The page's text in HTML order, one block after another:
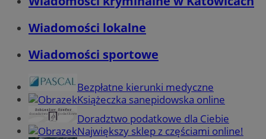
Wiadomości lokalne
Wiadomości sportowe
Bezpłatne kierunki medyczne
Książeczka sanepidowska online
Doradztwo podatkowe dla Ciebie
Największy sklep z częściami online!